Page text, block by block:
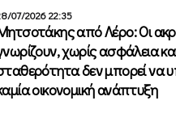
07/2026 22:35
από Λέρο: Οι
χωρίς ασφάλεια
δεν μπορεί να
οικονομική ανάπτυξη